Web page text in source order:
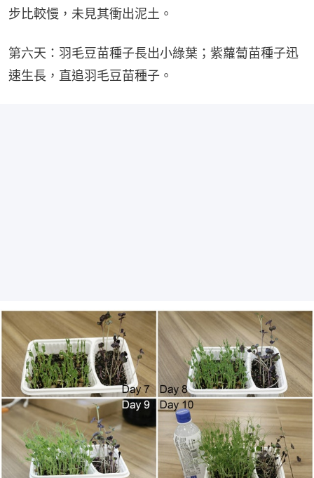
步比較慢，未見其衝出泥土。
第六天：羽毛豆苗種子長出小綠葉；紫蘿蔔苗種子迅
速生長，直追羽毛豆苗種子。